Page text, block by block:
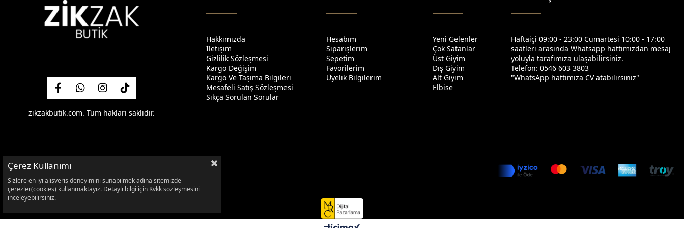
zikzakbutik.com. Tüm hakları saklıdır.
Hakkımızda
İletişim
Gizlilik Sözleşmesi
Kargo Değişim
Kargo Ve Taşıma Bilgileri
Mesafeli Satış Sözleşmesi
Sıkça Sorulan Sorular
Hesabım
Siparişlerim
Sepetim
Favorilerim
Üyelik Bilgilerim
Yeni Gelenler
Çok Satanlar
Üst Giyim
Dış Giyim
Alt Giyim
Elbise
Haftaiçi 09:00 - 23:00 Cumartesi 10:00 - 17:00
saatleri arasında Whatsapp hattımızdan mesaj
yoluyla tarafımıza ulaşabilirsiniz.
Telefon: 0546 603 3803
"WhatsApp hattımıza CV atabilirsiniz"
Çerez Kullanımı
Sizlere en iyi alışveriş deneyimini sunabilmek adına sitemizde
çerezler(cookies) kullanmaktayız. Detaylı bilgi için Kvkk sözleşmesini
inceleyebilirsiniz.